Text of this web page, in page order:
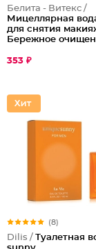
Белита - Витекс /
Мицеллярная
для снятия
Бережное
353 ₽
(8)
Dilis / Туалетная